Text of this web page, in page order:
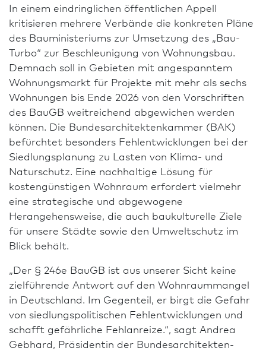
In einem eindringlichen öffentlichen Appell
kritisieren mehrere Ver­bände die konkreten Pläne
des Bauministeriums zur Umsetzung des „Bau-
Turbo“ zur Beschleunigung von Wohnungs­bau.
Demnach soll in Gebieten mit angespanntem
Wohnungsmarkt für Projekte mit mehr als sechs
Wohnungen bis Ende 2026 von den Vorschriften
des BauGB weitreichend abgewichen werden
können. Die Bundes­architekten­kammer (BAK)
befürchtet besonders Fehl­entwicklungen bei der
Siedlungsplanung zu Lasten von Klima- und
Naturschutz. Eine nach­haltige Lösung für
kostengünstigen Wohnraum erfordert vielmehr
eine strategische und abgewogene
Herangehensweise, die auch baukulturelle Ziele
für unsere Städte sowie den Umweltschutz im
Blick behält.
„Der § 246e BauGB ist aus unserer Sicht keine
zielführende Antwort auf den Wohnraummangel
in Deutsch­land. Im Gegenteil, er birgt die Gefahr
von siedlungspo­li­ti­schen Fehl­entwicklungen und
schafft gefährliche Fehlanreize.“, sagt Andrea
Gebhard, Präsidentin der Bundes­architekten­